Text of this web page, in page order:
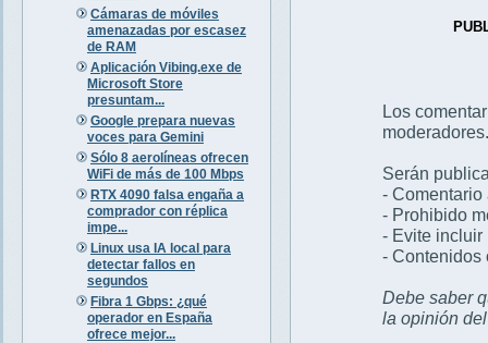
Cámaras de móviles
amenazadas por escasez
de RAM
Aplicación Vibing.exe de
Microsoft Store
presuntam...
Google prepara nuevas
voces para Gemini
Sólo 8 aerolíneas ofrecen
WiFi de más de 100 Mbps
RTX 4090 falsa engaña a
comprador con réplica
impe...
Linux usa IA local para
detectar fallos en
segundos
Fibra 1 Gbps: ¿qué
operador en España
ofrece mejor...
Los
moderadores.
Serán
- Comentario
- Prohibido
- Evite incluir
- Contenidos
Debe saber
la opinión